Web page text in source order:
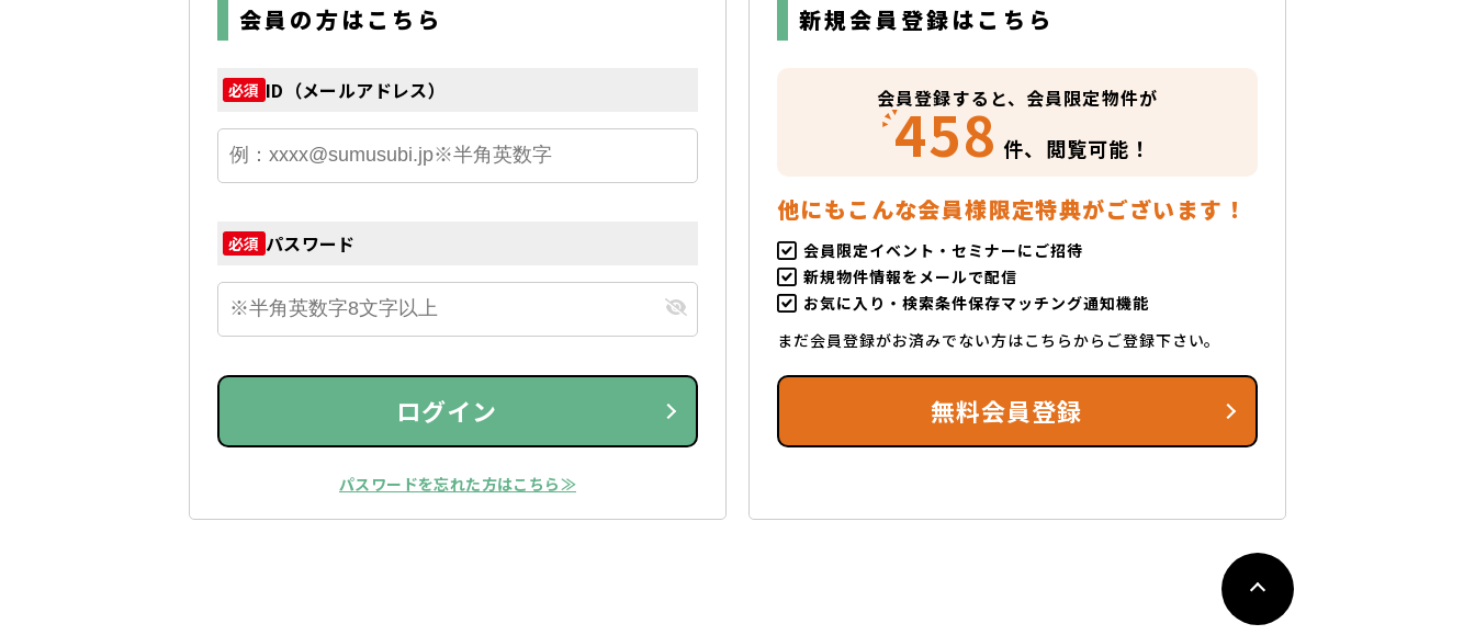
会員の方はこちら
必須 ID（メールアドレス）
必須 パスワード
ログイン
パスワードを忘れた方はこちら≫
新規会員登録はこちら
会員登録すると、会員限定物件が
458 件、 閲覧可能！
他にもこんな会員様限定特典がございます！
会員限定イベント・セミナーにご招待
新規物件情報をメールで配信
お気に入り・検索条件保存マッチング通知機能
まだ会員登録がお済みでない方はこちらからご登録下さい。
無料会員登録